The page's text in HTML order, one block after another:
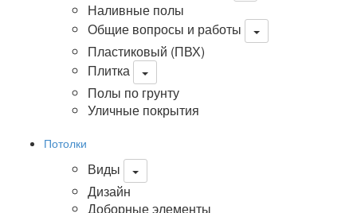
Наливные полы
Общие вопросы и работы
Пластиковый (ПВХ)
Плитка
Полы по грунту
Уличные покрытия
Потолки
Виды
Дизайн
Доборные элементы